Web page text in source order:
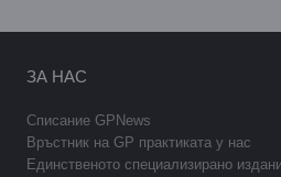
ЗА НАС
Списание GPNews
Връстник на GP практиката у нас
Единственото специализирано